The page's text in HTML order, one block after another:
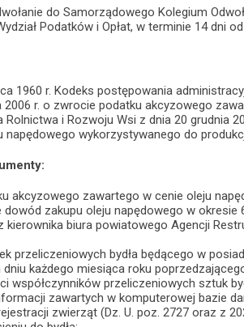
do Samorządowego Kolegium
Podatków i Opłat, w terminie 14 dni
1960 r. Kodeks postępowania
r. o zwrocie podatku akcyzowego
i Rozwoju Wsi z dnia 20 grudnia
napędowego wykorzystywanego do
akcyzowego zawartego w cenie oleju
zakupu oleju napędowego w
kierownika biura powiatowego Agencji
przeliczeniowych bydła będącego w
każdego miesiąca roku
współczynników przeliczeniowych sztuk
zawartych w komputerowej bazie
zwierząt (Dz. U. poz. 2727 oraz z